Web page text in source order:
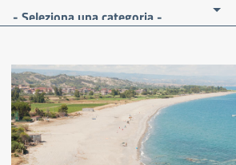
- Seleziona una categoria -